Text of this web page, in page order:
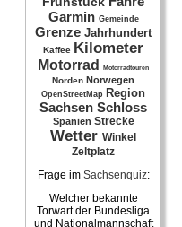
Garmin Gemeinde
Grenze Jahrhundert
Kaffee Kilometer
Motorrad Motorradtouren
Norden Norwegen
OpenStreetMap Region
Sachsen Schloss
Spanien Strecke
Wetter Winkel
Zeltplatz
Frage im Sachsenquiz:
Welcher bekannte
Torwart der Bundesliga
und Nationalmannschaft